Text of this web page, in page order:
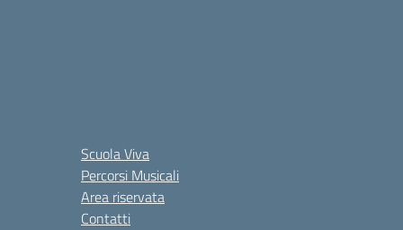
Scuola Viva
Percorsi Musicali
Area riservata
Contatti